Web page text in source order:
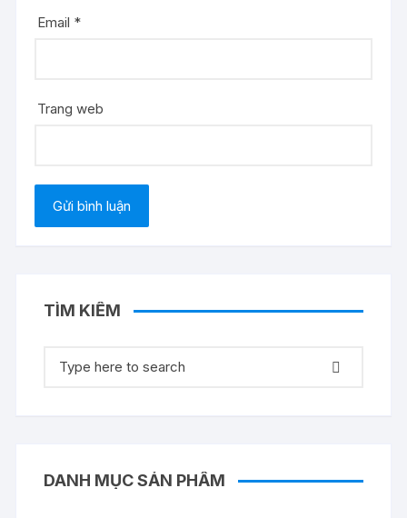
Email *
Trang web
TÌM KIẾM
kiếm:
DANH MỤC SẢN PHẨM